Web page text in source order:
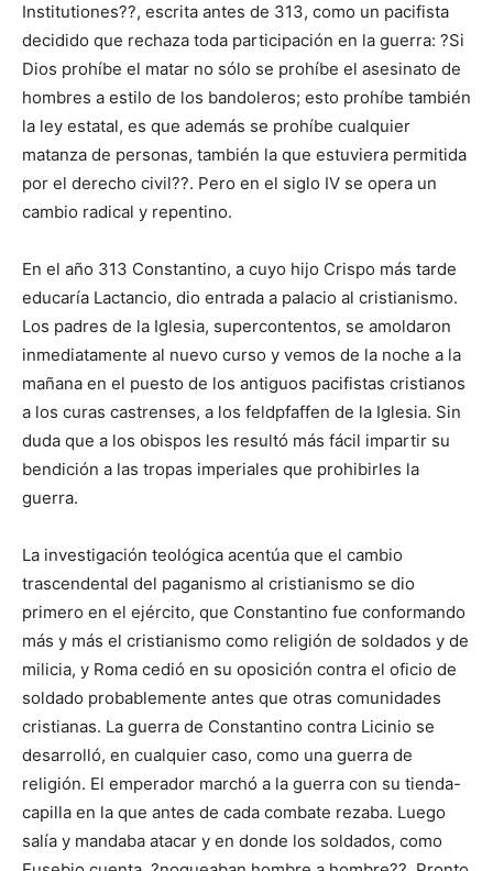
Institutiones??, escrita antes de 313, como un pacifista
decidido que rechaza toda participación en la guerra: ?Si
Dios prohíbe el matar no sólo se prohíbe el asesinato de
hombres a estilo de los bandoleros; esto prohíbe también
la ley estatal, es que además se prohíbe cualquier
matanza de personas, también la que estuviera permitida
por el derecho civil??. Pero en el siglo IV se opera un
cambio radical y repentino.
En el año 313 Constantino, a cuyo hijo Crispo más tarde
educaría Lactancio, dio entrada a palacio al cristianismo.
Los padres de la Iglesia, supercontentos, se amoldaron
inmediatamente al nuevo curso y vemos de la noche a la
mañana en el puesto de los antiguos pacifistas cristianos
a los curas castrenses, a los feldpfaffen de la Iglesia. Sin
duda que a los obispos les resultó más fácil impartir su
bendición a las tropas imperiales que prohibirles la
guerra.
La investigación teológica acentúa que el cambio
trascendental del paganismo al cristianismo se dio
primero en el ejército, que Constantino fue conformando
más y más el cristianismo como religión de soldados y de
milicia, y Roma cedió en su oposición contra el oficio de
soldado probablemente antes que otras comunidades
cristianas. La guerra de Constantino contra Licinio se
desarrolló, en cualquier caso, como una guerra de
religión. El emperador marchó a la guerra con su tienda-
capilla en la que antes de cada combate rezaba. Luego
salía y mandaba atacar y en donde los soldados, como